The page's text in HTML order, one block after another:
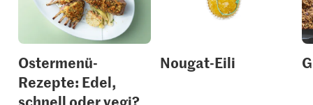
Ostermenü-
Rezepte: Edel,
schnell oder vegi?
Nougat-Eili